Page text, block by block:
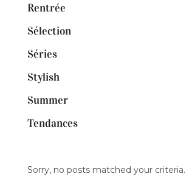
Rentrée
Sélection
Séries
Stylish
Summer
Tendances
Sorry, no posts matched your criteria.